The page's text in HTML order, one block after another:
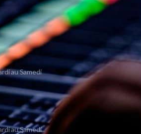
au Samedi
au Samedi